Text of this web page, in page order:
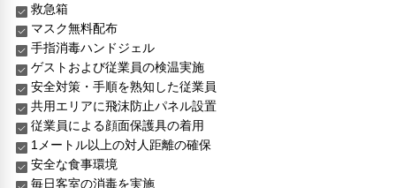
救急箱
マスク無料配布
手指消毒ハンドジェル
ゲストおよび従業員の検温実施
安全対策・手順を熟知した従業員
共用エリアに飛沫防止パネル設置
従業員による顔面保護具の着用
1メートル以上の対人距離の確保
安全な食事環境
毎日客室の消毒を実施